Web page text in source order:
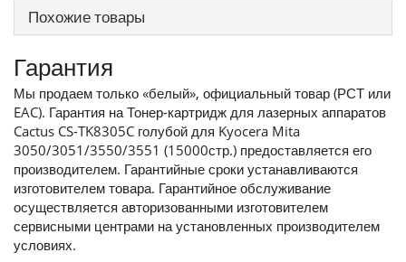
Похожие товары
Гарантия
Мы продаем только «белый», официальный товар (РСТ или
EAC). Гарантия на Тонер-картридж для лазерных аппаратов
Cactus CS-TK8305C голубой для Kyocera Mita
3050/3051/3550/3551 (15000стр.) предоставляется его
производителем. Гарантийные сроки устанавливаются
изготовителем товара. Гарантийное обслуживание
осуществляется авторизованными изготовителем
сервисными центрами на установленных производителем
условиях.